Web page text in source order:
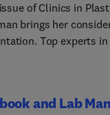
of Clinics in
brings her
Top experts
management
scaffold; and more.
and Lab